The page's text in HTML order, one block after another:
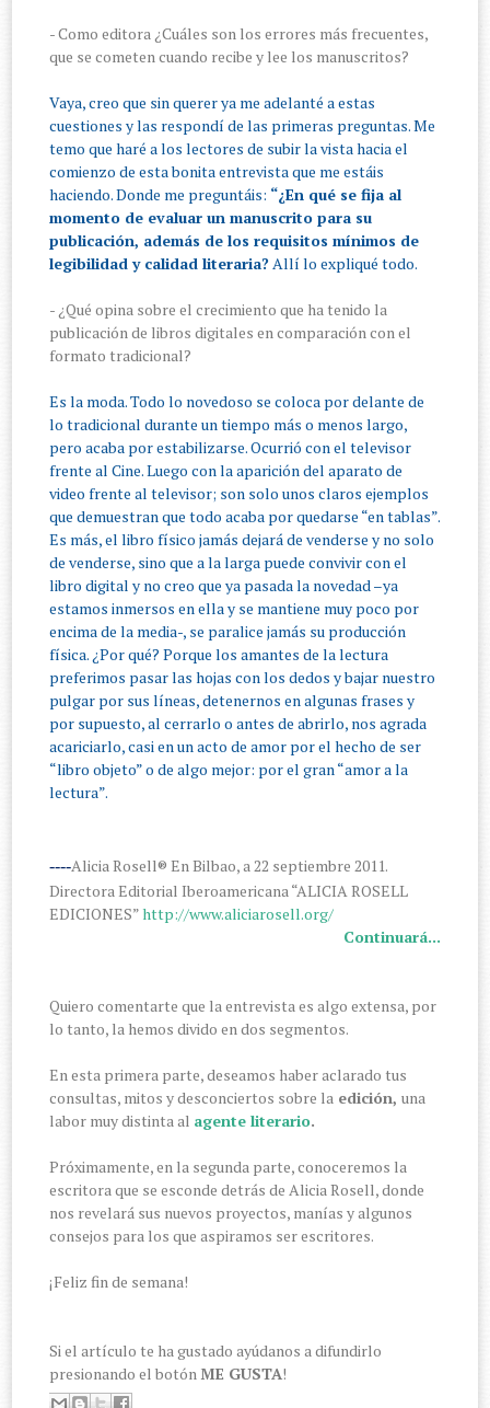
- Como editora ¿Cuáles son los errores más frecuentes,
que se cometen cuando recibe y lee los manuscritos?
Vaya, creo que sin querer ya me adelanté a estas
cuestiones y las respondí de las primeras preguntas. Me
temo que haré a los lectores de subir la vista hacia el
comienzo de esta bonita entrevista que me estáis
haciendo. Donde me preguntáis: “¿En qué se fija al
momento de evaluar un manuscrito para su
publicación, además de los requisitos mínimos de
legibilidad y calidad literaria?Allí lo expliqué todo.
- ¿Qué opina sobre el crecimiento que ha tenido la
publicación de libros digitales en comparación con el
formato tradicional?
Es la moda. Todo lo novedoso se coloca por delante de
lo tradicional durante un tiempo más o menos largo,
pero acaba por estabilizarse. Ocurrió con el televisor
frente al Cine. Luego con la aparición del aparato de
video frente al televisor; son solo unos claros ejemplos
que demuestran que todo acaba por quedarse “en tablas”.
Es más, el libro físico jamás dejará de venderse y no solo
de venderse, sino que a la larga puede convivir con el
libro digital y no creo que ya pasada la novedad –ya
estamos inmersos en ella y se mantiene muy poco por
encima de la media-, se paralice jamás su producción
física. ¿Por qué? Porque los amantes de la lectura
preferimos pasar las hojas con los dedos y bajar nuestro
pulgar por sus líneas, detenernos en algunas frases y
por supuesto, al cerrarlo o antes de abrirlo, nos agrada
acariciarlo, casi en un acto de amor por el hecho de ser
“libro objeto” o de algo mejor: por el gran “amor a la
lectura”.
----Alicia Rosell® En Bilbao, a 22 septiembre 2011.
Directora Editorial Iberoamericana “ALICIA ROSELL
EDICIONES”http://www.aliciarosell.org/
Continuará...
Quiero comentarte que la entrevista es algo extensa, por
lo tanto, la hemos divido en dos segmentos.
En esta primera parte, deseamos haber aclarado tus
consultas, mitos y desconciertos sobre la edición,una
labor muy distinta al agente literario.
Próximamente, en la segunda parte, conoceremos la
escritora que se esconde detrás de Alicia Rosell, donde
nos revelará sus nuevos proyectos, manías y algunos
consejos para los que aspiramos ser escritores.
¡Feliz fin de semana!
Si el artículo te ha gustado ayúdanos a difundirlo
presionando el botónME GUSTA!